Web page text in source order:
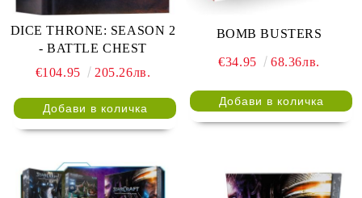
DICE THRONE: SEASON 2
- BATTLE CHEST
€104.95
205.26лв.
BOMB BUSTERS
€34.95 68.36лв.